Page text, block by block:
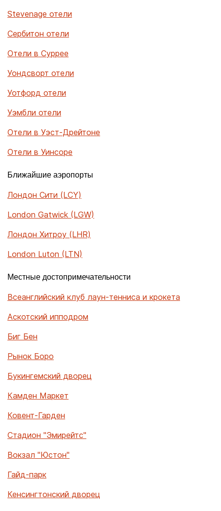
Stevenage отели
Сербитон отели
Отели в Суррее
Уондсворт отели
Уотфорд отели
Уэмбли отели
Отели в Уэст-Дрейтоне
Отели в Уинсоре
Ближайшие аэропорты
Лондон Сити (LCY)
London Gatwick (LGW)
Лондон Хитроу (LHR)
London Luton (LTN)
Местные достопримечательности
Всеанглийский клуб лаун-тенниса и крокета
Аскотский ипподром
Биг Бен
Рынок Боро
Букингемский дворец
Камден Маркет
Ковент-Гарден
Стадион "Эмирейтс"
Вокзал "Юстон"
Гайд-парк
Кенсингтонский дворец